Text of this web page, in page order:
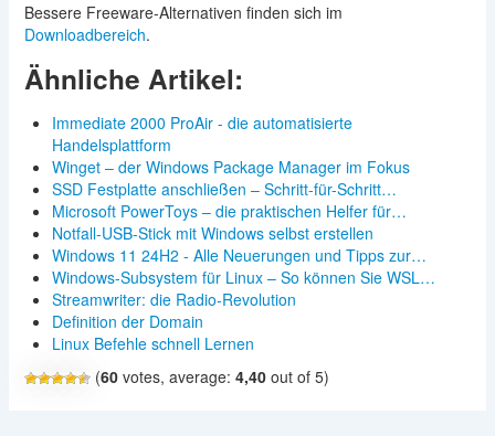
Bessere Freeware-Alternativen finden sich im
Downloadbereich.
Ähnliche Artikel:
Immediate 2000 ProAir - die automatisierte
Handelsplattform
Winget – der Windows Package Manager im Fokus
SSD Festplatte anschließen – Schritt-für-Schritt…
Microsoft PowerToys – die praktischen Helfer für…
Notfall-USB-Stick mit Windows selbst erstellen
Windows 11 24H2 - Alle Neuerungen und Tipps zur…
Windows-Subsystem für Linux – So können Sie WSL…
Streamwriter: die Radio-Revolution
Definition der Domain
Linux Befehle schnell Lernen
(60votes, average: 4,40out of 5)